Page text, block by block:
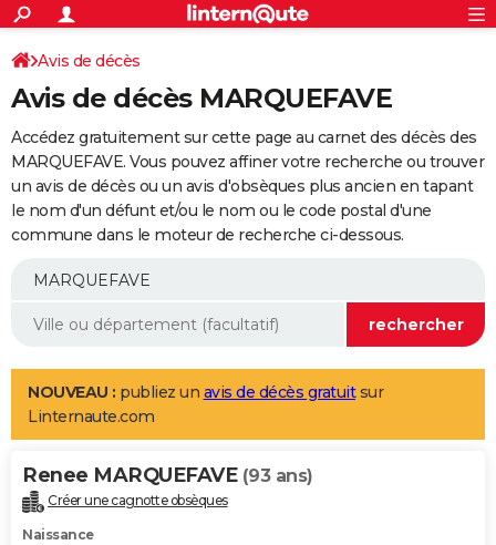
ACTUALITÉS
Politique
Société
Faits Divers
Education
Monde
Villes
+
SPORT
Coupe du monde 2026
Football
Tennis
Cyclisme
Rugby
Forum
Programme TV
TNT
Streaming
Cinéma
Sorties cinéma
Musique
+
FINANCE
Impôts
Immobilier
Risques naturels par ville
Banque
Assurance
Crédit
AUTO
Essais
Réserver un essai
Citadines
Berlines
SUV
Forum auto
+
Mobiles
Meilleur smartphone
Internet
Ordinateurs
Jeux vidéo
Guide high-tech
Aménagement intérieur
LIFESTYLE
Art de vivre
Bien-être
Loisirs
Mode
Modes de vie
Alimentation
Guide de la santé
Maladies
Médicaments
Sommeil
VOYAGE
Destinations
City break
Voyage nature
Voyage de noces
Forum
Climat
+PHOTO
Avis de décès
Avis de décès MARQUEFAVE
Accédez gratuitement sur cette page au carnet des décès des
MARQUEFAVE. Vous pouvez affiner votre recherche ou trouver
un avis de décès ou un avis d'obsèques plus ancien en tapant
le nom d'un défunt et/ou le nom ou le code postal d'une
commune dans le moteur de recherche ci-dessous.
NOUVEAU : publiez un avis de décès gratuitsur
Linternaute.com
Renee MARQUEFAVE (93 ans)
Créer une cagnotte obsèques
Naissance